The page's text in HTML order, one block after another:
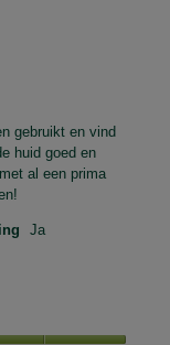
gebruikt en vind
huid goed en
al een prima
Ja